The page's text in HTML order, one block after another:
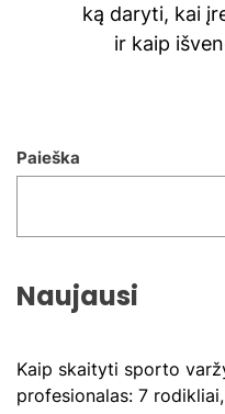
ką daryti, kai
ir kaip
Paieška
Naujausi
Kaip skaityti sporto
profesionalas: 7